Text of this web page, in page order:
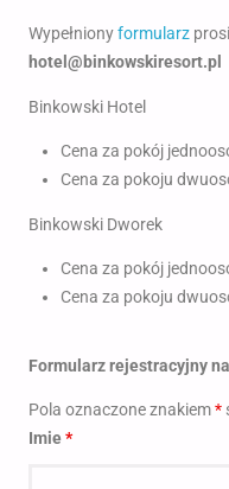
Wypełnionyformularz
hotel@binkowskiresort.pl
Binkowski Hotel
Cena za pokój
Cena za pokoju
Binkowski Dworek
Cena za pokój
Cena za pokoju
Formularz rejestracyjny na
Pola oznaczone znakiem*
Imie*